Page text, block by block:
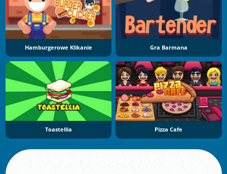
Hamburgerowe Klikanie Gra Barmana
Toastellia Pizza Cafe